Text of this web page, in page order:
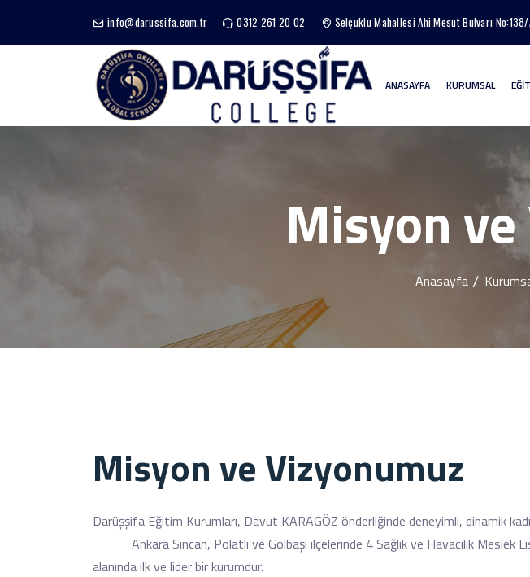
info@darussifa.com.tr 0312 261 20 02 Selçuklu Mahallesi Ahi Mesut Bulvarı
ANASAYFA KURUMSAL
Misyon
Anasayfa
Misyon ve Vizyonumuz
Darüşşifa Eğitim Kurumları, Davut KARAGÖZ önderliğinde deneyimli, dinamik
Ankara Sincan, Polatlı ve Gölbaşı ilçelerinde 4 Sağlık ve Havacılık Meslek
alanında ilk ve lider bir kurumdur.